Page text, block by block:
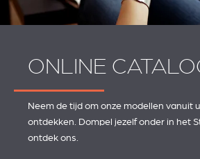
ONLINE
Neem de tijd om onze modellen vanuit
ontdekken. Dompel jezelf onder in het
ontdek ons.